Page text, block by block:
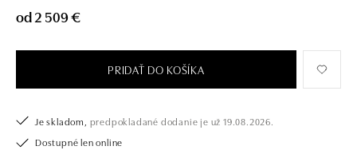
od 2 509 €
PRIDAŤ DO KOŠÍKA
Je skladom, predpokladané dodanie je už 19.08.2026.
Dostupné len online